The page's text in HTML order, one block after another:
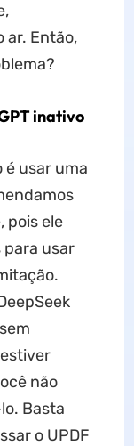
ar. Então,
inativo
é usar uma
pois ele
usar
não
Basta
o UPDF